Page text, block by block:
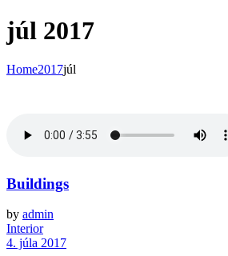
júl 2017
Home2017júl
Buildings
by admin
Interior
4. júla 2017